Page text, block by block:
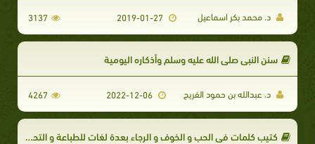
د. محمد بكر اسماعيل 3137
سنن النبي صلى الله عليه وسلم وأذكاره اليومية
د. عبدالله بن حمود الفريح 4267
كتيب كلمات في الحب و الخوف و الرجاء بعدة لغات للطباعة و التحميل